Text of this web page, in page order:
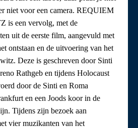
niet voor een camera. REQUIEM
is een vervolg, met de
uit de eerste film, aangevuld met
ontstaan en de uitvoering van het
Deze is geschreven door Sinti
Rathgeb en tijdens Holocaust
door de Sinti en Roma
en een Joods koor in de
Tijdens zijn bezoek aan
vier muzikanten van het